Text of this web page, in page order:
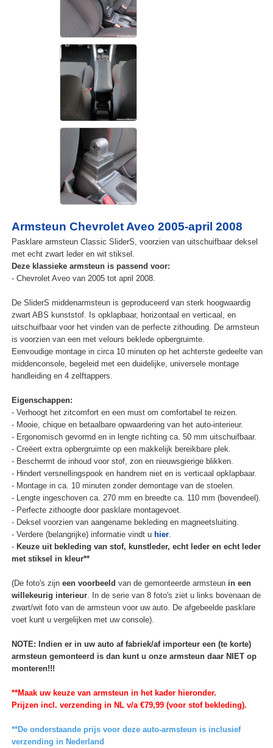
Armsteun Chevrolet Aveo 2005-april 2008
Pasklare armsteun Classic SliderS, voorzien van uitschuifbaar deksel
met echt zwart leder en wit stiksel.
Deze klassieke armsteun is passend voor:
- Chevrolet Aveo van 2005 tot april 2008.
De SliderS middenarmsteun is geproduceerd van sterk hoogwaardig
zwart ABS kunststof. Is opklapbaar, horizontaal en verticaal, en
uitschuifbaar voor het vinden van de perfecte zithouding. De armsteun
is voorzien van een met velours beklede opbergruimte.
Eenvoudige montage in circa 10 minuten op het achterste gedeelte van
middenconsole, begeleid met een duidelijke, universele montage
handleiding en 4 zelftappers.
Eigenschappen:
- Verhoogt het zitcomfort en een must om comfortabel te reizen.
- Mooie, chique en betaalbare opwaardering van het auto-interieur.
- Ergonomisch gevormd en in lengte richting ca. 50 mm uitschuifbaar.
- Creëert extra opbergruimte op een makkelijk bereikbare plek.
- Beschermt de inhoud voor stof, zon en nieuwsgierige blikken.
- Hindert versnellingspook en handrem niet en is verticaal opklapbaar.
- Montage in ca. 10 minuten zonder demontage van de stoelen.
- Lengte ingeschoven ca. 270 mm en breedte ca. 110 mm (bovendeel).
- Perfecte zithoogte door pasklare montagevoet.
- Deksel voorzien van aangename bekleding en magneetsluiting.
- Verdere (belangrijke) informatie vindt u hier.
- Keuze uit bekleding van stof, kunstleder, echt leder en echt leder
met stiksel in kleur**
(De foto's zijn een voorbeeld van de gemonteerde armsteun in een
willekeurig interieur. In de serie van 8 foto's ziet u links bovenaan de
zwart/wit foto van de armsteun voor uw auto. De afgebeelde pasklare
voet kunt u vergelijken met uw console).
NOTE: Indien er in uw auto af fabriek/af importeur een (te korte)
armsteun gemonteerd is dan kunt u onze armsteun daar NIET op
monteren!!!
**Maak uw keuze van armsteun in het kader hieronder.
Prijzen incl. verzending in NL v/a €79,99 (voor stof bekleding).
**De onderstaande prijs voor deze auto-armsteun is inclusief
verzending in Nederland